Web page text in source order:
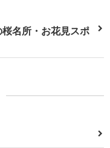
名所・お花見スポ